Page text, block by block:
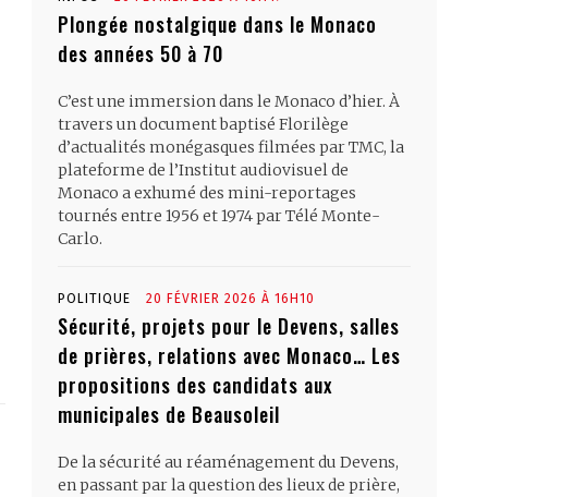
Plongée nostalgique dans le Monaco
des années 50 à 70
C’est une immersion dans le Monaco d’hier. À
travers un document baptisé Florilège
d’actualités monégasques filmées par TMC, la
plateforme de l’Institut audiovisuel de
Monaco a exhumé des mini-reportages
tournés entre 1956 et 1974 par Télé Monte-
Carlo.
POLITIQUE 20 FÉVRIER 2026 À 16H10
Sécurité, projets pour le Devens, salles
de prières, relations avec Monaco… Les
propositions des candidats aux
municipales de Beausoleil
De la sécurité au réaménagement du Devens,
en passant par la question des lieux de prière,